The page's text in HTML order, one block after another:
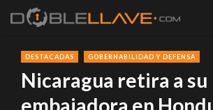
DESTACADAS GOBERNABILIDAD Y DEFENSA
Nicaragua retira a su
embajadora en